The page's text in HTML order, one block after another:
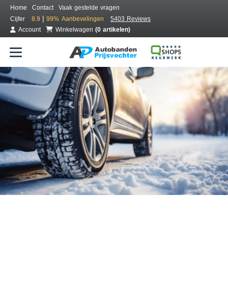
Home Contact
Vaak gestelde vragen
Cijfer
8.9 | 99% Aanbevelingen
5403 Reviews
Account
Winkelwagen (0 artikelen)
Bestel voordelig winterbanden
Gratis bezorgd of montage bij jou in de buurt
Seizoen:
Merken: